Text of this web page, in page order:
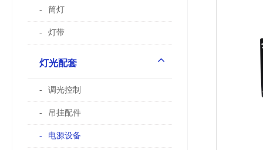
筒灯
灯带
灯光配套
调光控制
吊挂配件
电源设备